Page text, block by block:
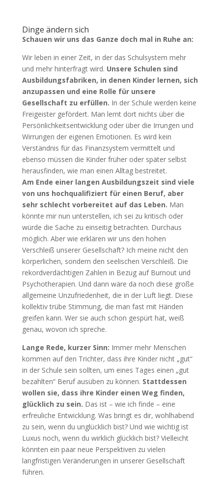
Dinge ändern sich
Schauen wir uns das Ganze doch mal in Ruhe an:
Wir leben in einer Zeit, in der das Schulsystem mehr
und mehr hinterfragt wird. Unsere Schulen sind
Ausbildungsfabriken, in denen Kinder lernen, sich
anzupassen und eine Rolle für unsere
Gesellschaft zu erfüllen. In der Schule werden keine
Freigeister gefördert. Man lernt dort nichts über die
Persönlichkeitsentwicklung oder über die Irrungen und
Wirrungen der eigenen Emotionen. Es wird kein
Verständnis für das Finanzsystem vermittelt und
ebenso müssen die Kinder früher oder später selbst
herausfinden, wie man einen Alltag bestreitet.
Am Ende einer langen Ausbildungszeit sind viele
von uns hochqualifiziert für einen Beruf, aber
sehr schlecht vorbereitet auf das Leben. Man
könnte mir nun unterstellen, ich sei zu kritisch oder
würde die Sache zu einseitig betrachten. Durchaus
möglich. Aber wie erklären wir uns den hohen
Verschleiß unserer Gesellschaft? Ich meine nicht den
körperlichen, sondern den seelischen Verschleiß. Die
rekordverdächtigen Zahlen in Bezug auf Burnout und
Psychotherapien. Und dann wäre da noch diese große
allgemeine Unzufriedenheit, die in der Luft liegt. Diese
kollektiv trübe Stimmung, die man fast mit Händen
greifen kann. Wer sie auch schon gespürt hat, weiß
genau, wovon ich spreche.
Lange Rede, kurzer Sinn: Immer mehr Menschen
kommen auf den Trichter, dass ihre Kinder nicht „gut“
in der Schule sein sollten, um eines Tages einen „gut
bezahlten“ Beruf ausüben zu können. Stattdessen
wollen sie, dass ihre Kinder einen Weg finden,
glücklich zu sein. Das ist – wie ich finde – eine
erfreuliche Entwicklung. Was bringt es dir, wohlhabend
zu sein, wenn du unglücklich bist? Und wie wichtig ist
Luxus noch, wenn du wirklich glücklich bist? Vielleicht
könnten ein paar neue Perspektiven zu vielen
langfristigen Veränderungen in unserer Gesellschaft
führen.